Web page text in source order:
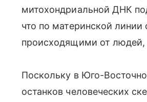
митохондриальной ДНК
что по материнской
происходящими от людей,
Поскольку в Юго-
останков человеческих